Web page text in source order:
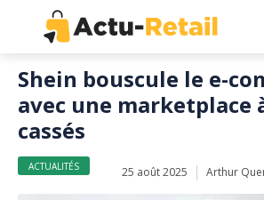
Shein bouscule le e-
avec une marketplace
cassés
ACTUALITÉS 25 août 2025 Arthur